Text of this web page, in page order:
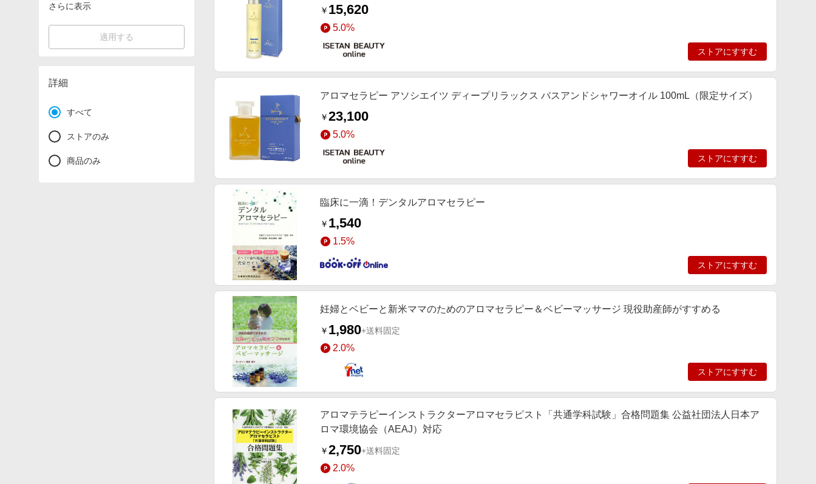
さらに表示
適用する
詳細
すべて
ストアのみ
商品のみ
￥ 15,620
5.0%
ストアにすすむ
アロマセラピー アソシエイツ ディープリラックス バスアンドシャワーオイル 100mL（限定サイズ）
￥23,100
5.0%
ストアにすすむ
臨床に一滴！デンタルアロマセラピー
￥ 1,540
1.5%
ストアにすすむ
妊婦とベビーと新米ママのためのアロマセラピー＆ベビーマッサージ 現役助産師がすすめる
￥ 1,980+送料固定
2.0%
ストアにすすむ
アロマテラピーインストラクターアロマセラピスト「共通学科試験」合格問題集 公益社団法人日本ア
ロマ環境協会（AEAJ）対応
￥2,750+送料固定
2.0%